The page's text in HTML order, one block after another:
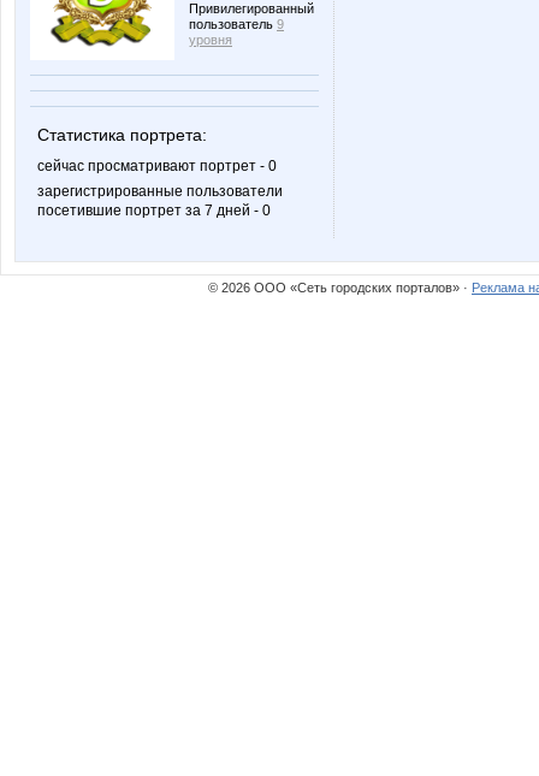
Привилегированный
пользователь 9
уровня
Статистика портрета:
сейчас просматривают портрет - 0
зарегистрированные пользователи
посетившие портрет за 7 дней - 0
© 2026 ООО «Сеть городских порталов» · Реклама